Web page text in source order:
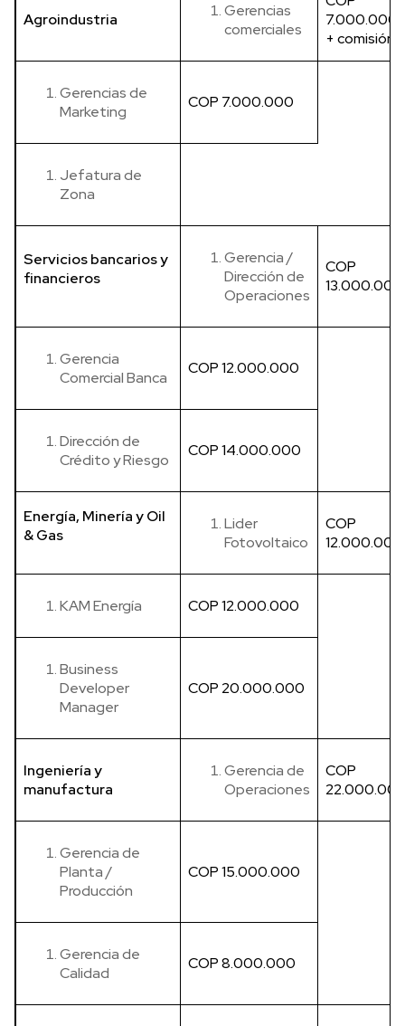
Agroindustria
Gerencias
comerciales
7.000.000
+ comisión
Gerencias de
Marketing
COP 7.000.000
Jefatura de
Zona
Servicios bancarios y
financieros
Gerencia /
Dirección de
Operaciones
COP
13.000.000
Gerencia
Comercial Banca
COP 12.000.000
Dirección de
Crédito y Riesgo
COP 14.000.000
Energía, Minería y Oil
& Gas
Lider
Fotovoltaico
COP
12.000.000
KAM Energía COP 12.000.000
Business
Developer
Manager
COP 20.000.000
Ingeniería y
manufactura
Gerencia de
Operaciones
COP
Gerencia de
Planta /
Producción
COP 15.000.000
Gerencia de
Calidad
COP 8.000.000